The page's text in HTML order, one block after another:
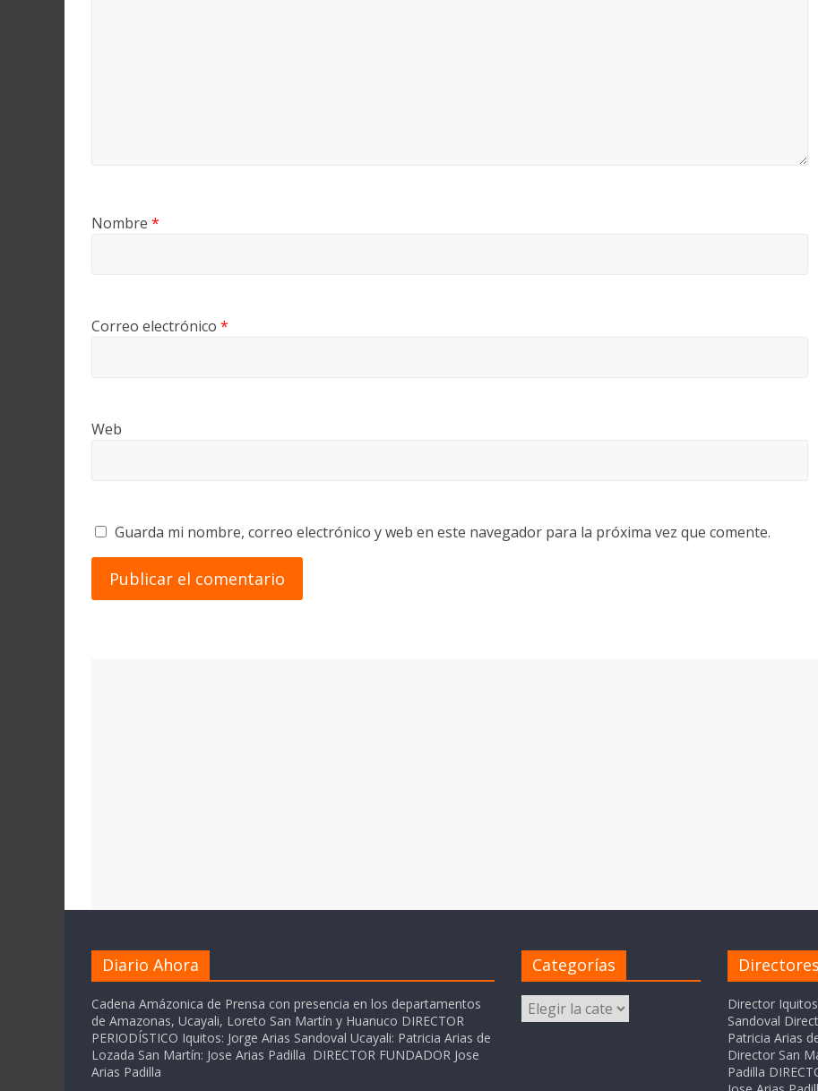
Nombre *
Correo electrónico *
Web
Guarda mi nombre, correo electrónico y web en este navegador para la próxima vez que comente.
Diario Ahora
Cadena Amázonica de Prensa con presencia en los departamentos
de Amazonas, Ucayali, Loreto San Martín y Huanuco DIRECTOR
PERIODÍSTICO Iquitos: Jorge Arias Sandoval Ucayali: Patricia Arias de
Lozada San Martín: Jose Arias Padilla DIRECTOR FUNDADOR Jose
Arias Padilla
Categorías
Categorías
Directores
Director
Sandoval
Patricia Arias
Director San
Padilla